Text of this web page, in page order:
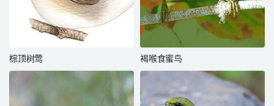
棕顶树莺 褐喉食蜜鸟